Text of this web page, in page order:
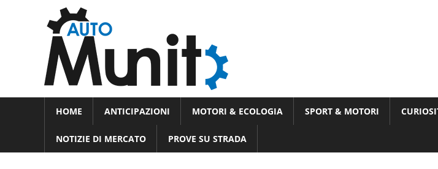
e
motori
Novità
dal
HOME ANTICIPAZIONI MOTORI & ECOLOGIA SPORT & MOTORI
NOTIZIE DI MERCATO PROVE SU STRADA